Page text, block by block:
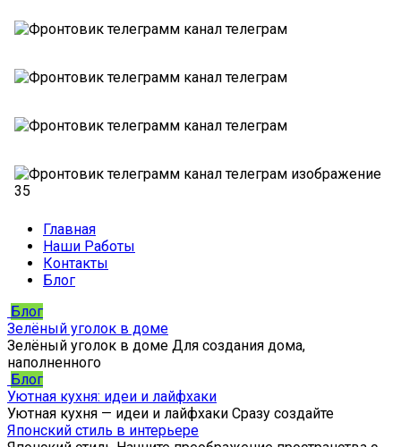
Главная
Наши Работы
Контакты
Блог
Блог
Зелёный уголок в доме
Зелёный уголок в доме Для создания дома,
наполненного
Блог
Уютная кухня: идеи и лайфхаки
Уютная кухня — идеи и лайфхаки Сразу создайте
Японский стиль в интерьере